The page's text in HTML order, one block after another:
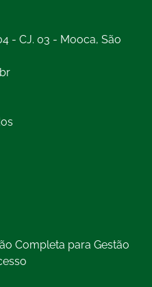
- CJ. 03 - Mooca, São
Completa para Gestão